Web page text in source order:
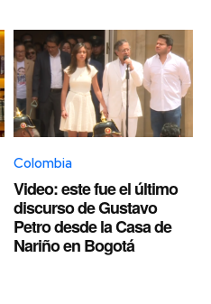
Colombia
Video: este fue el último
discurso de Gustavo
Petro desde la Casa de
Nariño en Bogotá